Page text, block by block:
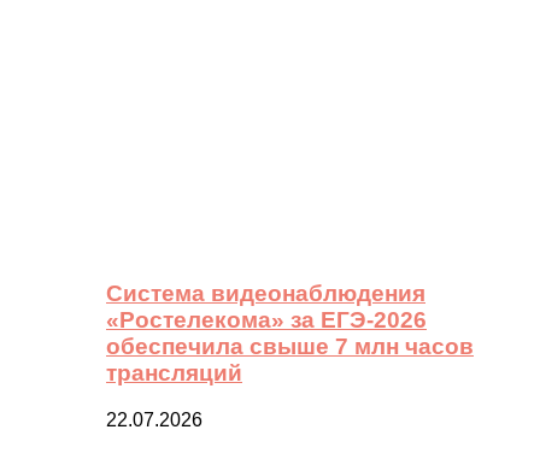
Система видеонаблюдения
«Ростелекома» за ЕГЭ-2026
обеспечила свыше 7 млн часов
трансляций
22.07.2026